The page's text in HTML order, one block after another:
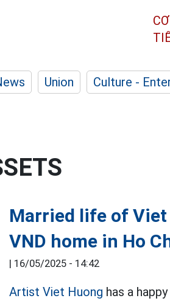
Union Culture -
Married life of
VND home in Ho
| 16/05/2025 - 14:42
Artist Viet Huong has a